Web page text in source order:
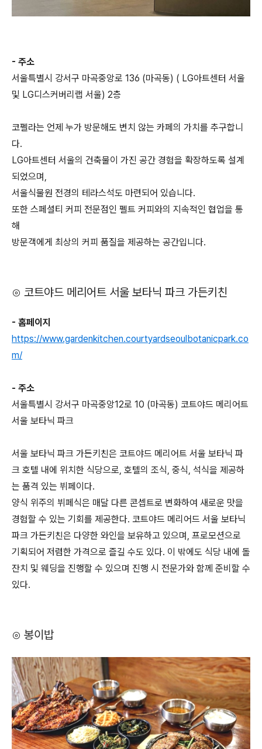
- 주소
서울특별시 강서구 마곡중앙로 136 (마곡동) ( LG아트센터 서울
및 LG디스커버리랩 서울) 2층
코펠라는 언제 누가 방문해도 변치 않는 카페의 가치를 추구합니
다.
LG아트센터 서울의 건축물이 가진 공간 경험을 확장하도록 설계
되었으며,
서울식물원 전경의 테라스석도 마련되어 있습니다.
또한 스페셜티 커피 전문점인 펠트 커피와의 지속적인 협업을 통
해
방문객에게 최상의 커피 품질을 제공하는 공간입니다.
⊙ 코트야드 메리어트 서울 보타닉 파크 가든키친
- 홈페이지
https://www.gardenkitchen.courtyardseoulbotanicpark.co
m/
- 주소
서울특별시 강서구 마곡중앙12로 10 (마곡동) 코트야드 메리어트
서울 보타닉 파크
서울 보타닉 파크 가든키친은 코트야드 메리어트 서울 보타닉 파
크 호텔 내에 위치한 식당으로, 호텔의 조식, 중식, 석식을 제공하
는 품격 있는 뷔페이다.
양식 위주의 뷔페식은 매달 다른 콘셉트로 변화하여 새로운 맛을
경험할 수 있는 기회를 제공한다. 코트야드 메리어드 서울 보타닉
파크 가든키친은 다양한 와인을 보유하고 있으며, 프로모션으로
기획되어 저렴한 가격으로 즐길 수도 있다. 이 밖에도 식당 내에 돌
잔치 및 웨딩을 진행할 수 있으며 진행 시 전문가와 함께 준비할 수
있다.
⊙ 봉이밥